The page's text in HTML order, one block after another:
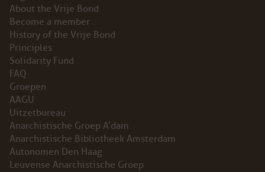
About the Vrije Bond
Become a member
History of the Vrije Bond
Principles
Solidarity Fund
FAQ
Groepen
AAGU
Uitzetbureau
Anarchistische Groep A’dam
Anarchistische Bibliotheek Amsterdam
Autonomen Den Haag
Leuvense Anarchistische Groep